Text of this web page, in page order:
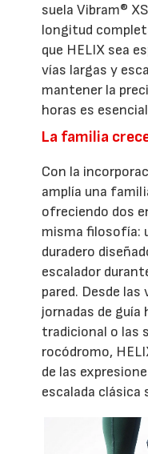
suela Vibram®
longitud
que HELIX sea
vías largas y
mantener la
horas es
La familia
Con la
amplía una
ofreciendo dos
misma filosofía:
duradero
escalador
pared. Desde
jornadas de guía
tradicional o las
rocódromo,
de las
escalada clásica